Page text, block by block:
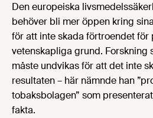
Den europeiska
behöver bli mer öppen kring
för att inte skada förtroendet för
vetenskapliga grund. Forskning
måste undvikas för att det inte
resultaten – här nämnde han
tobaksbolagen” som
fakta.